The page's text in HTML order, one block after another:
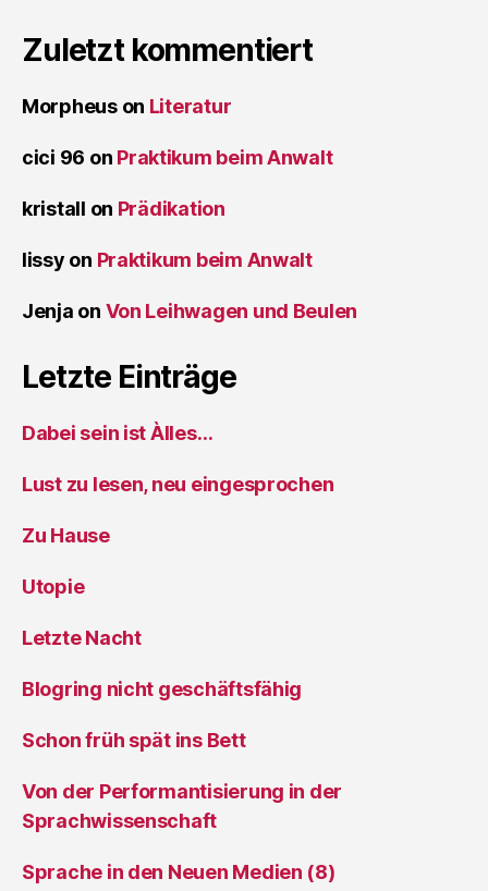
Zuletzt kommentiert
Morpheuson Literatur
cici 96 on Praktikum beim Anwalt
kristall on Prädikation
lissy on Praktikum beim Anwalt
Jenja on Von Leihwagen und Beulen
Letzte Einträge
Dabei sein ist Àlles…
Lust zu lesen, neu eingesprochen
Zu Hause
Utopie
Letzte Nacht
Blogring nicht geschäftsfähig
Schon früh spät ins Bett
Von der Performantisierung in der
Sprachwissenschaft
Sprache in den Neuen Medien (8)